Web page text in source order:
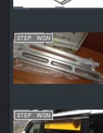
STEP WGN
STEP WGN